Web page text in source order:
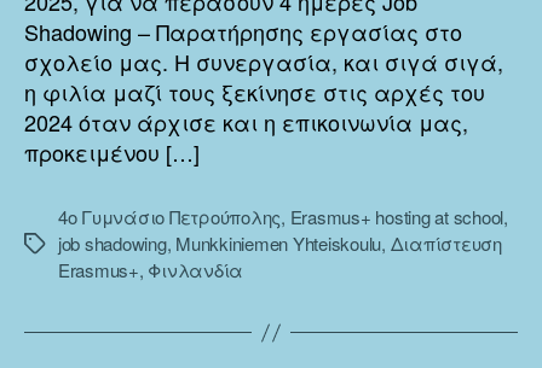
Shadowing – Παρατήρησης εργασίας στο
σχολείο μας. Η συνεργασία, και σιγά σιγά,
η φιλία μαζί τους ξεκίνησε στις αρχές του
2024 όταν άρχισε και η επικοινωνία μας,
προκειμένου […]
Ετικέτες
4ο Γυμνάσιο Πετρούπολης, Erasmus+ hosting at school,
job shadowing, Munkkiniemen Yhteiskoulu, Διαπίστευση
Erasmus+, Φινλανδία